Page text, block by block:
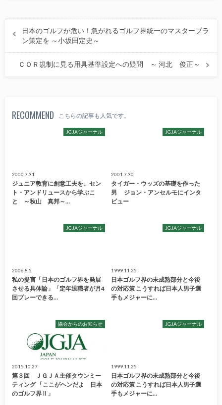
日本のゴルフが危い！急がれるゴルフ界統一のマスタープラ
ン策定を ～小坂田定史～
ＣＯＲ規制に見る用具基準設定への疑問 ～ 河北 俊正～
RECOMMEND こちらの記事も人気です。
JGJAジャーナル
2000.7.31
ジュニア教育に創意工夫を。セン
ト・アンドリュースから学ぶこ
と ～秋山 真邦～…
JGJAジャーナル
2001.7.30
タイガー・ウッズの基礎を作った
男 ジョン・アンセルモにインタ
ビュー
JGJAジャーナル
2006.8.5
私の提言「日本のゴルフ界を発展
させる具体論」「定年退職者が月4
回プレーできる…
JGJAジャーナル
1999.11.25
日本ゴルフ界の未成熟部分と今後
の対応策 こうすれば日本人男子選
手もメジャーに…
協会からのお知らせ
2015.10.27
第３回 ＪＧＪＡ主催タウンミー
ティング 「ここがヘンだよ 日本
のゴルフ界Ⅱ」
JGJAジャーナル
1999.11.25
日本ゴルフ界の未成熟部分と今後
の対応策 こうすれば日本人男子選
手もメジャーに…